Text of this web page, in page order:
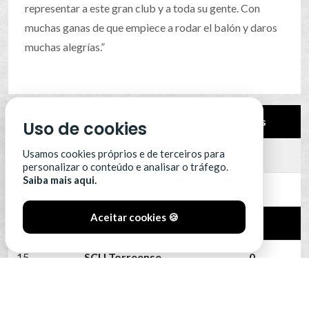
representar a este gran club y a toda su gente. Con
muchas ganas de que empiece a rodar el balón y daros
muchas alegrías.”
Pos. Equipa Pts
12 Leixões SC
Portimonense
SC Farense
15 SCU Torreense 0
Uso de cookies
Usamos cookies próprios e de terceiros para
personalizar o conteúdo e analisar o tráfego.
Saiba mais aqui.
Aceitar cookies 🍪